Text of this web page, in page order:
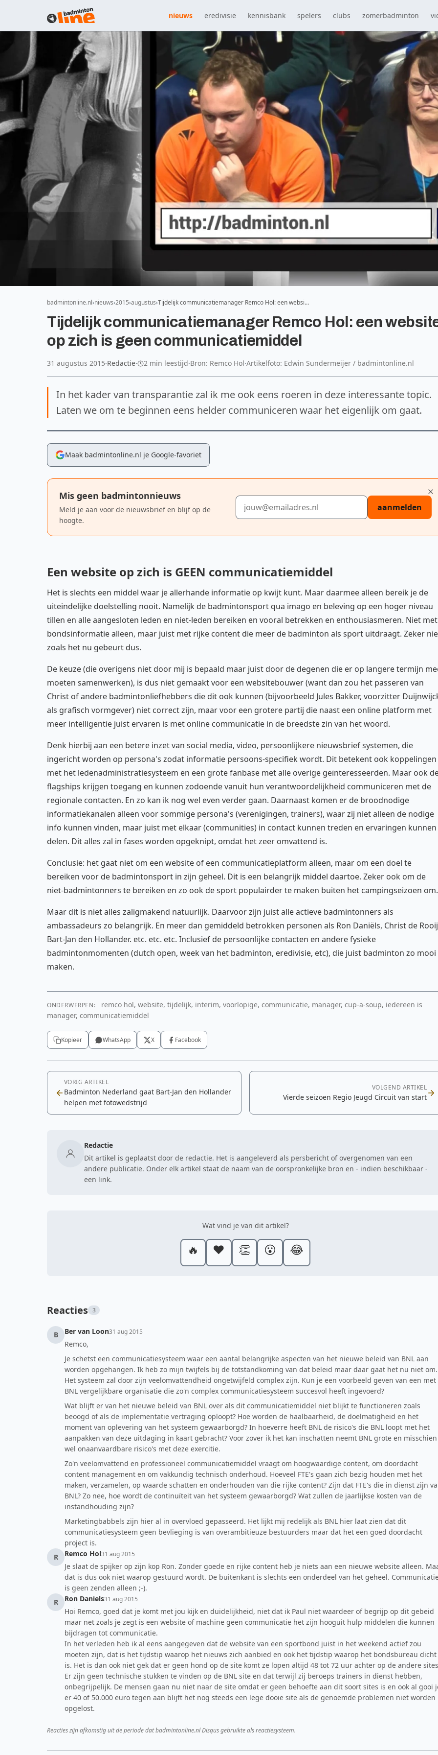
nieuws eredivisie kennisbank spelers clubs zomerbadminton
badmintonline.nl nieuws 2015 augustus Tijdelijk communicatiemanager Remco Hol: een websi…
Tijdelijk communicatiemanager Remco Hol: een
op zich is geen communicatiemiddel
31 augustus 2015·Redactie· 2 min leestijd·Bron: Remco Hol·Artikelfoto: Edwin Sundermeijer / badmintonline.nl
In het kader van transparantie zal ik me ook eens roeren in deze interessante topic.
Laten we om te beginnen eens helder communiceren waar het eigenlijk om gaat.
Maak badmintonline.nl je Google-favoriet
Mis geen badmintonnieuws
Meld je aan voor de nieuwsbrief en blijf op de
hoogte.
E-mailadres
aanmelden
Een website op zich is GEEN communicatiemiddel
Het is slechts een middel waar je allerhande informatie op kwijt kunt. Maar daarmee alleen bereik je de
uiteindelijke doelstelling nooit. Namelijk de badmintonsport qua imago en beleving op een hoger niveau
tillen en alle aangesloten leden en niet-leden bereiken en vooral betrekken en enthousiasmeren. Niet met
bondsinformatie alleen, maar juist met rijke content die meer de badminton als sport uitdraagt. Zeker
zoals het nu gebeurt dus.
De keuze (die overigens niet door mij is bepaald maar juist door de degenen die er op langere termijn
moeten samenwerken), is dus niet gemaakt voor een websitebouwer (want dan zou het passeren van
Christ of andere badmintonliefhebbers die dit ook kunnen (bijvoorbeeld Jules Bakker, voorzitter
als grafisch vormgever) niet correct zijn, maar voor een grotere partij die naast een online platform met
meer intelligentie juist ervaren is met online communicatie in de breedste zin van het woord.
Denk hierbij aan een betere inzet van social media, video, persoonlijkere nieuwsbrief systemen, die
ingericht worden op persona's zodat informatie persoons-specifiek wordt. Dit betekent ook koppelingen
met het ledenadministratiesysteem en een grote fanbase met alle overige geïnteresseerden. Maar ook
flagships krijgen toegang en kunnen zodoende vanuit hun verantwoordelijkheid communiceren met de
regionale contacten. En zo kan ik nog wel even verder gaan. Daarnaast komen er de broodnodige
informatiekanalen alleen voor sommige persona's (verenigingen, trainers), waar zij niet alleen de nodige
info kunnen vinden, maar juist met elkaar (communities) in contact kunnen treden en ervaringen kunnen
delen. Dit alles zal in fases worden opgeknipt, omdat het zeer omvattend is.
Conclusie: het gaat niet om een website of een communicatieplatform alleen, maar om een doel te
bereiken voor de badmintonsport in zijn geheel. Dit is een belangrijk middel daartoe. Zeker ook om de
niet-badmintonners te bereiken en zo ook de sport populairder te maken buiten het campingseizoen om.
Maar dit is niet alles zaligmakend natuurlijk. Daarvoor zijn juist alle actieve badmintonners als
ambassadeurs zo belangrijk. En meer dan gemiddeld betrokken personen als Ron Daniëls, Christ de
Bart-Jan den Hollander. etc. etc. etc. Inclusief de persoonlijke contacten en andere fysieke
badmintonmomenten (dutch open, week van het badminton, eredivisie, etc), die juist badminton zo mooi
maken.
ONDERWERPEN:
remco hol, website, tijdelijk, interim, voorlopige, communicatie, manager, cup-a-soup, iedereen is
manager, communicatiemiddel
Kopieer WhatsApp X Facebook
VORIG ARTIKEL
Badminton Nederland gaat Bart-Jan den Hollander
helpen met fotowedstrijd
VOLGEND ARTIKEL
Vierde seizoen Regio Jeugd Circuit van start
Redactie
Dit artikel is geplaatst door de redactie. Het is aangeleverd als persbericht of overgenomen van een
andere publicatie. Onder elk artikel staat de naam van de oorspronkelijke bron en - indien beschikbaar -
een link.
Wat vind je van dit artikel?
🔥 ❤️ 👏 😮 😂
Reacties 3
B Ber van Loon31 aug 2015
Remco,
Je schetst een communicatiesysteem waar een aantal belangrijke aspecten van het nieuwe beleid van BNL aan
worden opgehangen. Ik heb zo mijn twijfels bij de totstandkoming van dat beleid maar daar gaat het nu niet om.
Het systeem zal door zijn veelomvattendheid ongetwijfeld complex zijn. Kun je een voorbeeld geven van een met
BNL vergelijkbare organisatie die zo'n complex communicatiesysteem succesvol heeft ingevoerd?
Wat blijft er van het nieuwe beleid van BNL over als dit communicatiemiddel niet blijkt te functioneren zoals
beoogd of als de implementatie vertraging oploopt? Hoe worden de haalbaarheid, de doelmatigheid en het
moment van oplevering van het systeem gewaarborgd? In hoeverre heeft BNL de risico's die BNL loopt met het
aanpakken van deze uitdaging in kaart gebracht? Voor zover ik het kan inschatten neemt BNL grote en misschien
wel onaanvaardbare risico's met deze exercitie.
Zo'n veelomvattend en professioneel communicatiemiddel vraagt om hoogwaardige content, om doordacht
content management en om vakkundig technisch onderhoud. Hoeveel FTE's gaan zich bezig houden met het
maken, verzamelen, op waarde schatten en onderhouden van die rijke content? Zijn dat FTE's die in dienst zijn
BNL? Zo nee, hoe wordt de continuïteit van het systeem gewaarborgd? Wat zullen de jaarlijkse kosten van de
instandhouding zijn?
Marketingbabbels zijn hier al in overvloed gepasseerd. Het lijkt mij redelijk als BNL hier laat zien dat dit
communicatiesysteem geen bevlieging is van overambitieuze bestuurders maar dat het een goed doordacht
project is.
R
Remco Hol31 aug 2015
Je slaat de spijker op zijn kop Ron. Zonder goede en rijke content heb je niets aan een nieuwe website alleen.
dat is dus ook niet waarop gestuurd wordt. De buitenkant is slechts een onderdeel van het geheel.
is geen zenden alleen ;-).
R
Ron Daniels31 aug 2015
Hoi Remco, goed dat je komt met jou kijk en duidelijkheid, niet dat ik Paul niet waardeer of begrijp op dit gebeid
maar net zoals je zegt is een website of machine geen communicatie het zijn hooguit hulp middelen die kunnen
bijdragen tot communicatie.
In het verleden heb ik al eens aangegeven dat de website van een sportbond juist in het weekend actief zou
moeten zijn, dat is het tijdstip waarop het nieuws zich aanbied en ook het tijdstip waarop het bondsbureau dicht
is. Het is dan ook niet gek dat er geen hond op de site komt ze lopen altijd 48 tot 72 uur achter op de andere
Er zijn geen technische stukken te vinden op de BNL site en dat terwijl zij beroeps trainers in dienst hebben,
onbegrijpelijk. De mensen gaan nu niet naar de site omdat er geen behoefte aan dit soort sites is en ook al gooi
er 40 of 50.000 euro tegen aan blijft het nog steeds een lege dooie site als de genoemde problemen niet worden
opgelost.
Reacties zijn afkomstig uit de periode dat badmintonline.nl Disqus gebruikte als reactiesysteem.